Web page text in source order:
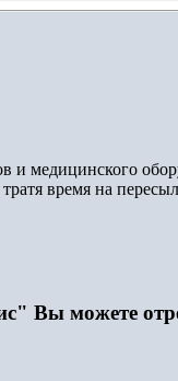
Вы можете